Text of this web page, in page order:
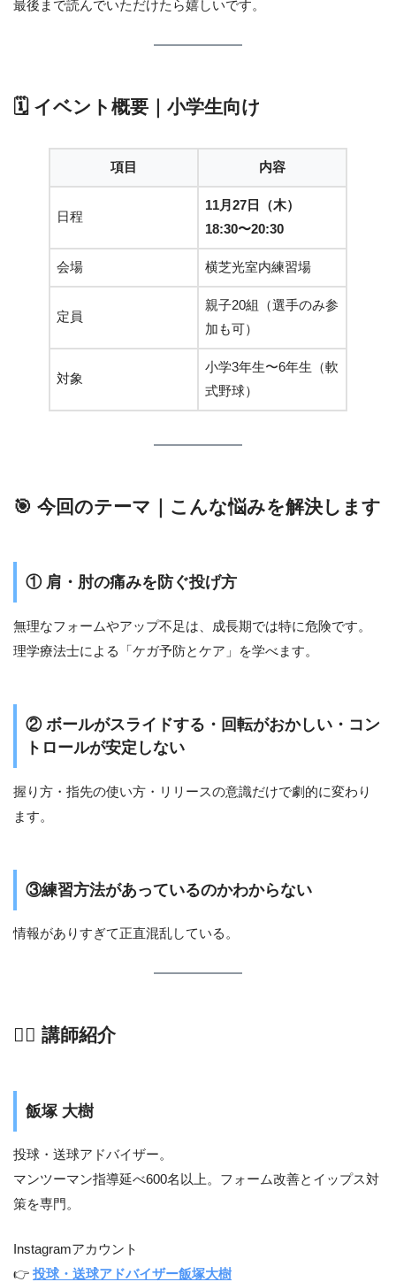
最後まで読んでいただけたら嬉しいです。
🗓 イベント概要｜小学生向け
項目 内容
日程
11月27日（木）
18:30〜20:30
会場 横芝光室内練習場
定員
親子20組（選手のみ参
加も可）
対象
小学3年生〜6年生（軟
式野球）
🎯 今回のテーマ｜こんな悩みを解決します
① 肩・肘の痛みを防ぐ投げ方
無理なフォームやアップ不足は、成長期では特に危険です。
理学療法士による「ケガ予防とケア」を学べます。
② ボールがスライドする・回転がおかしい・コン
トロールが安定しない
握り方・指先の使い方・リリースの意識だけで劇的に変わり
ます。
③練習方法があっているのかわからない
情報がありすぎて正直混乱している。
👨‍⚕️ 講師紹介
飯塚 大樹
投球・送球アドバイザー。
マンツーマン指導延べ600名以上。フォーム改善とイップス対
策を専門。
Instagramアカウント
👉 投球・送球アドバイザー飯塚大樹